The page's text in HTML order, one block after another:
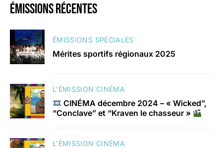
émissions récentes
ÉMISSIONS SPÉCIALES
Mérites sportifs régionaux 2025
L'ÉMISSION CINÉMA
CINÉMA décembre 2024 – « Wicked”,
“Conclave” et “Kraven le chasseur »
L'ÉMISSION CINÉMA